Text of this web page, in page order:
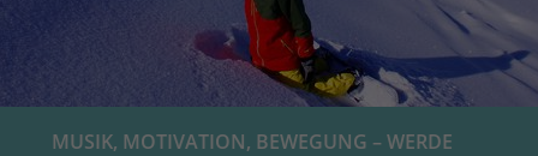
MUSIK, MOTIVATION, BEWEGUNG – WERDE
Anzeigenplatzierung zu vereinfachen.